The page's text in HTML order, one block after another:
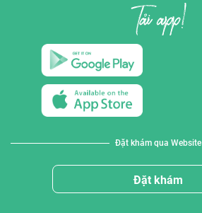
Đặt khám qua Website
Đặt khám